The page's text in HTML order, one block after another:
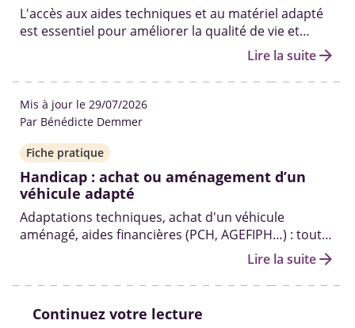
L'accès aux aides techniques et au matériel adapté
est essentiel pour améliorer la qualité de vie et
l'autonomie des personnes en situation deLire la suitearrow_forward
Mis à jour le 29/07/2026
Par Bénédicte Demmer
Fiche pratique
Handicap : achat ou aménagement d’un
véhicule adapté
Adaptations techniques, achat d'un véhicule
aménagé, aides financières (PCH, AGEFIPH…) : toutes
les solutions pour se déplacer malgré un handicap.
Lire la suitearrow_forward
Continuez votre lecture